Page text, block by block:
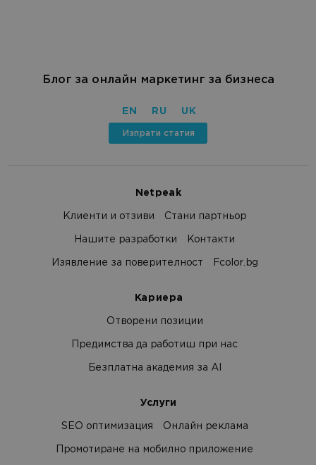
Блог за онлайн маркетинг за бизнеса
EN RU UK
Изпрати статия
Netpeak
Клиенти и отзиви Стани партньор
Нашите разработки Контакти
Изявление за поверителност Fcolor.bg
Кариера
Отворени позиции
Предимства да работиш при нас
Безплатна академия за AI
Услуги
SEO оптимизация Онлайн реклама
Промотиране на мобилно приложение